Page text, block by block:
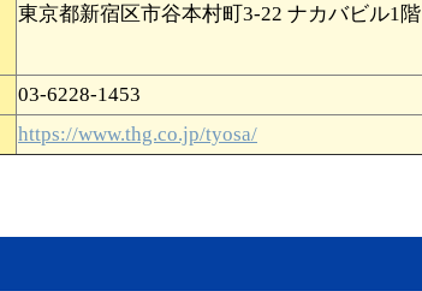
東京都新宿区市谷本村町3-22 ナカバビル1階
03-6228-1453
https://www.thg.co.jp/tyosa/